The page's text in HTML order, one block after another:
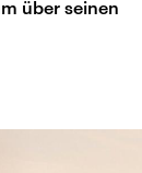
über seinen